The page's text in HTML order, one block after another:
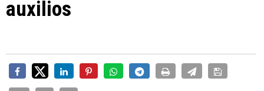
auxilios